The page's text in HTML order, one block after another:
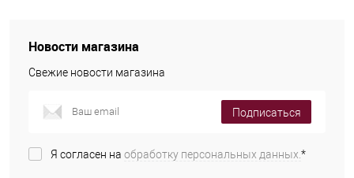
Новости магазина
Свежие новости магазина
Подписаться
Я согласен на обработку персональных данных.*